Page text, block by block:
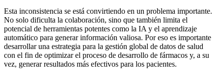
Esta inconsistencia se está convirtiendo en un problema importante.
No solo dificulta la colaboración, sino que también limita el
potencial de herramientas potentes como la IA y el aprendizaje
automático para generar información valiosa. Por eso es importante
desarrollar una estrategia para la gestión global de datos de salud
con el fin de optimizar el proceso de desarrollo de fármacos y, a su
vez, generar resultados más efectivos para los pacientes.